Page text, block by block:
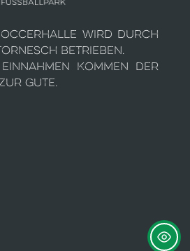
wird durch
betrieben.
kommen der
Gute.